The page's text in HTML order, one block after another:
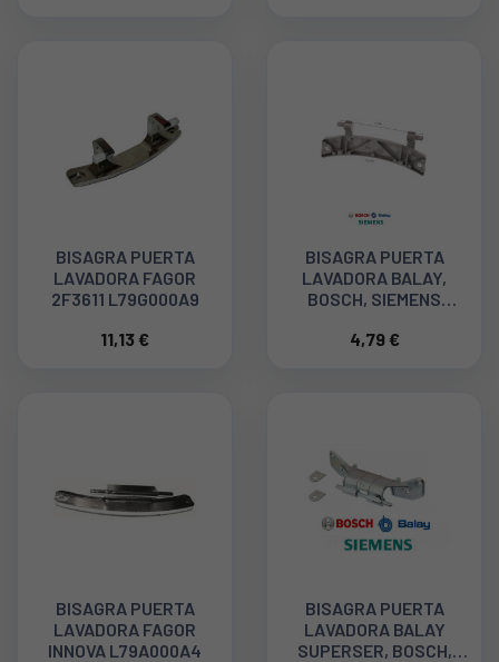
BISAGRA PUERTA
LAVADORA FAGOR
2F3611 L79G000A9
11,13 €
BISAGRA PUERTA
LAVADORA BALAY,
BOSCH, SIEMENS
4,79 €
BISAGRA PUERTA
LAVADORA FAGOR
INNOVA L79A000A4
BISAGRA PUERTA
LAVADORA BALAY
SUPERSER, BOSCH,